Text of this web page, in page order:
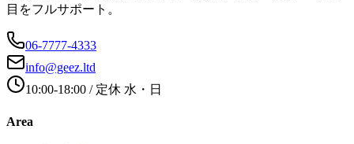
目をフルサポート。
06-7777-4333
info@geez.ltd
10:00-18:00 / 定休 水・日
Area